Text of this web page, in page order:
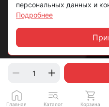
Политика конфиденциальности
Согласие на обработку данных
Пользовательское соглашение
Главная Каталог Корзина
персональных данных и
Подробнее